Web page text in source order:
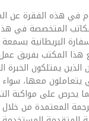
في هذه الفقرة عن
المتخصصة في
البريطانية
هذا المكتب بفريق
الذين يمتلكون
يتعاملون معها،
يحرص على مواكبة
المعتمدة من